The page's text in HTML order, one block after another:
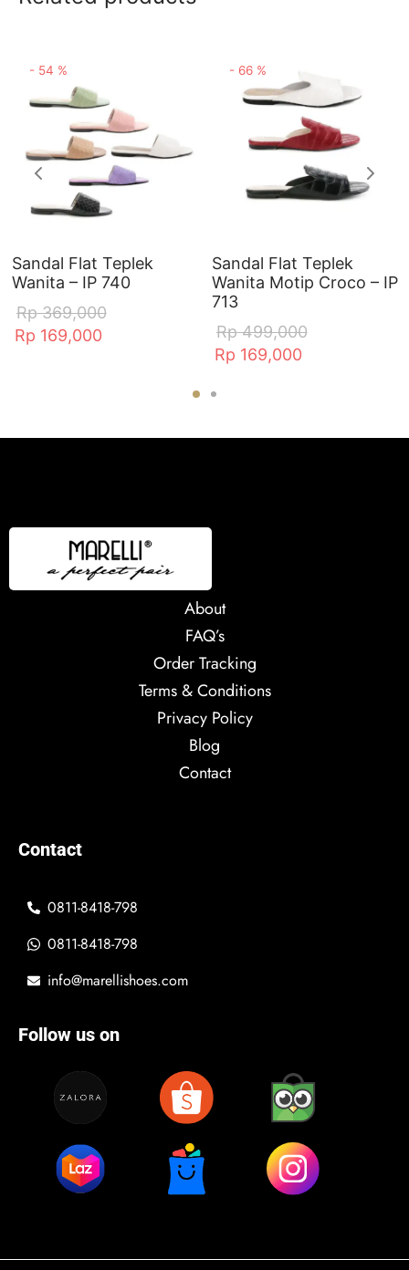
- 54 %
Sandal Flat Teplek
Wanita – IP 740
Rp369,000
Rp 169,000
- 66 %
Sandal Flat Teplek
Wanita Motip Croco – IP
713
Rp499,000
Rp 169,000
About
FAQ’s
Order Tracking
Terms & Conditions
Privacy Policy
Blog
Contact
Contact
0811-8418-798
0811-8418-798
info@marellishoes.com
Follow us on